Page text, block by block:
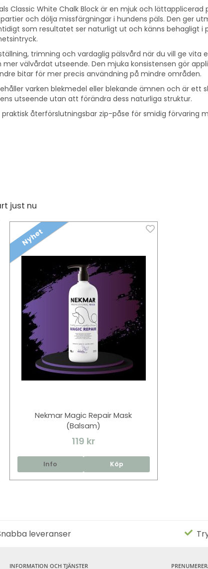
Classic White Chalk Block är en mjuk och
och dölja missfärgningar i hundens päls. Den ger
som resultatet ser naturligt ut och känns behagligt i
trimning och vardaglig pälsvård när du vill ge vita
välvårdat utseende. Den mjuka konsistensen gör
bitar för mer precis användning på mindre områden.
varken blekmedel eller blekande ämnen och är ett
utseende utan att förändra dess naturliga struktur.
praktisk återförslutningsbar zip-påse för smidig förvaring
just nu
Nyhet
Nekmar Magic Repair Mask
(Balsam)
119 kr
Info Köp
leveranser
INFORMATION OCH TJÄNSTER